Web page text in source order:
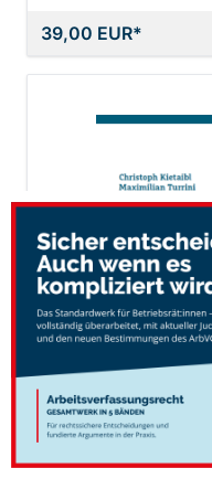
39,00 EUR